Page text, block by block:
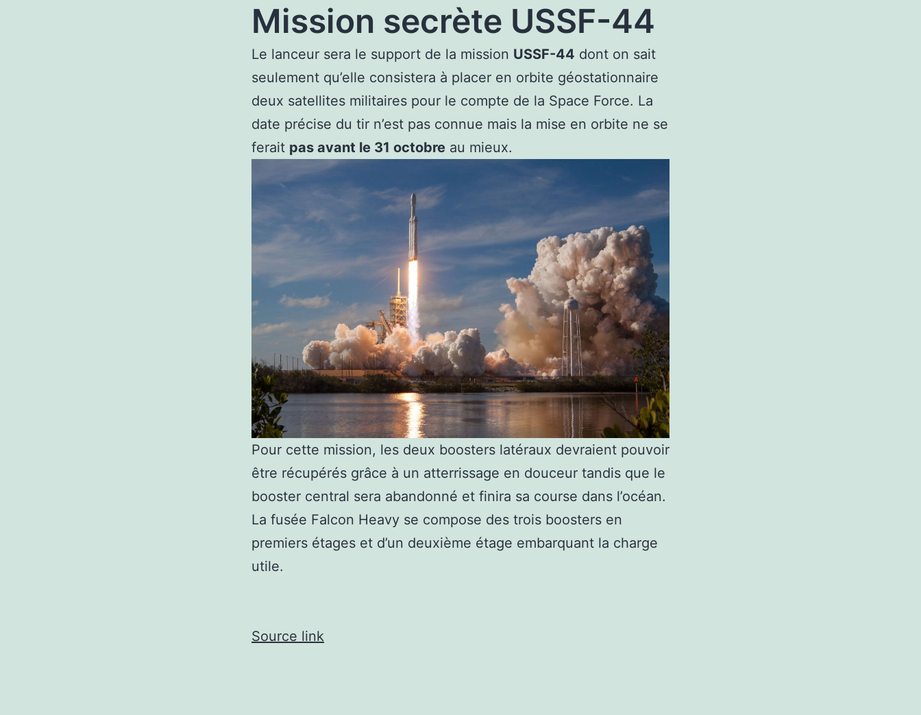
Mission secrète USSF-44
Le lanceur sera le support de la mission USSF-44 dont on sait
seulement qu’elle consistera à placer en orbite géostationnaire
deux satellites militaires pour le compte de la Space Force. La
date précise du tir n’est pas connue mais la mise en orbite ne se
ferait pas avant le 31 octobre au mieux.
Pour cette mission, les deux boosters latéraux devraient pouvoir
être récupérés grâce à un atterrissage en douceur tandis que le
booster central sera abandonné et finira sa course dans l’océan.
La fusée Falcon Heavy se compose des trois boosters en
premiers étages et d’un deuxième étage embarquant la charge
utile.
Source link